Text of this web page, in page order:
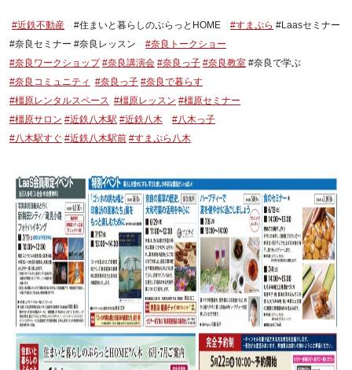
#近鉄不動産 #住まいと暮らしのぷらっとHOME #すまぷら #Laasセミナー
#奈良セミナー #奈良レッスン #奈良トークショー
#奈良ワークショップ #奈良講演会 #奈良っ子 #奈良教室 #奈良で学ぶ
#奈良コミュニティ #奈良っ子 #奈良で暮らす
#橿原レンタルスペース #橿原レッスン #橿原セミナー
#橿原サロン #近鉄八木駅 #近鉄八木
#八木っ子
#八木駅すぐ #近鉄八木駅前 #すまぷら八木